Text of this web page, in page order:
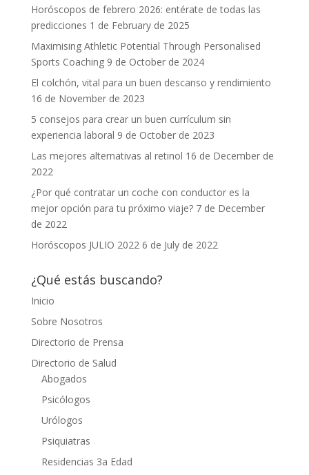
Horóscopos de febrero 2026: entérate de todas las
predicciones 1 de February de 2025
Maximising Athletic Potential Through Personalised
Sports Coaching 9 de October de 2024
El colchón, vital para un buen descanso y rendimiento
16 de November de 2023
5 consejos para crear un buen currículum sin
experiencia laboral 9 de October de 2023
Las mejores alternativas al retinol 16 de December de
2022
¿Por qué contratar un coche con conductor es la
mejor opción para tu próximo viaje? 7 de December
de 2022
Horóscopos JULIO 2022 6 de July de 2022
¿Qué estás buscando?
Inicio
Sobre Nosotros
Directorio de Prensa
Directorio de Salud
Abogados
Psicólogos
Urólogos
Psiquiatras
Residencias 3a Edad